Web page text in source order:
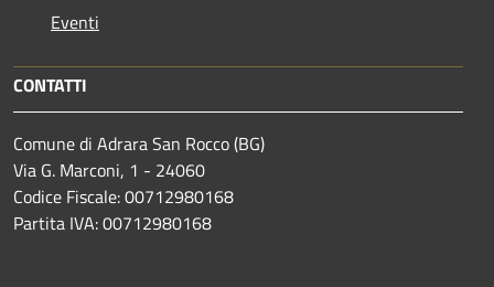
Eventi
CONTATTI
Comune di Adrara San Rocco (BG)
Via G. Marconi, 1 - 24060
Codice Fiscale: 00712980168
Partita IVA: 00712980168